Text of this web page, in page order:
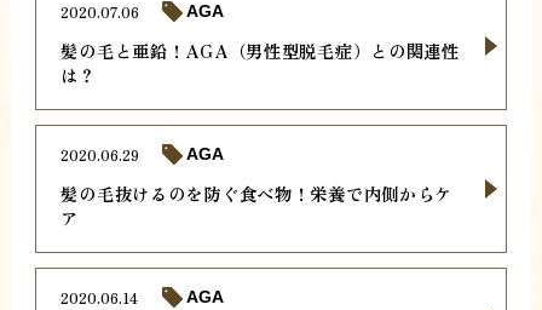
髪の毛と亜鉛！AGA（男性型脱毛症）との関連性
は？
2020.07.06 AGA
髪の毛抜けるのを防ぐ食べ物！栄養で内側からケ
ア
2020.06.29 AGA
2020.06.14 AGA